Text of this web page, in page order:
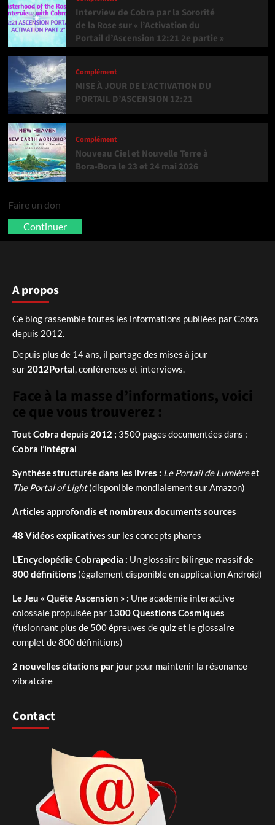
Interview de Cobra par la Sororité
de la Rose sur « l’Activation du
Portail d’Ascension 12:21 2e partie »
Complément
MISE À JOUR DE L’ACTIVATION DU
PORTAIL D’ASCENSION 12:21
Complément
Nouveau Ciel et Nouvelle Terre à
Bora-Bora le 23 et 24 mai 2026
Faire un don
Continuer
A propos
Ce blog rassemble toutes les informations publiées par Cobra
depuis 2012.
Depuis plus de 14 ans, il partage des mises à jour
sur 2012Portal, conférences et interviews.
Face à la masse d’informations, voici
ce que vous trouverez :
Tout Cobra depuis 2012 ; 3500 pages documentées dans :
Cobra l’intégral
Synthèse structurée dans les livres : Le Portail de Lumièreet
The Portal of Light(disponible mondialement sur Amazon)
Articles approfondis et nombreux documents sources
48 Vidéos explicatives sur les concepts phares
L’Encyclopédie Cobrapedia : Un glossaire bilingue massif de
800 définitions (également disponible en application Android)
Le Jeu « Quête Ascension » : Une académie interactive
colossale propulsée par 1300 Questions Cosmiques
(fusionnant plus de 500 épreuves de quiz et le glossaire
complet de 800 définitions)
2 nouvelles citations par jour pour maintenir la résonance
vibratoire
Contact